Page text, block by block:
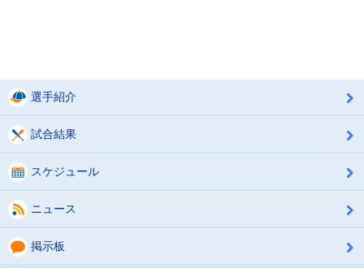
選手紹介
試合結果
スケジュール
ニュース
掲示板